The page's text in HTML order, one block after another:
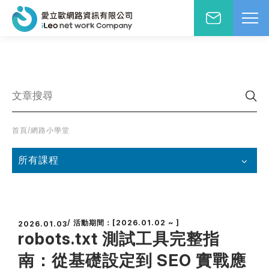
首頁/網路小學堂
所有課程
2026.01.03/ 活動期間：[2026.01.02 ~ ]
robots.txt 測試工具完整指
南：從基礎設定到 SEO 實戰應
人姓名※
先生 小姐
信箱※
小學堂
設計案例
設計報價
架站低成本
式銷售頁
高轉單行銷利器